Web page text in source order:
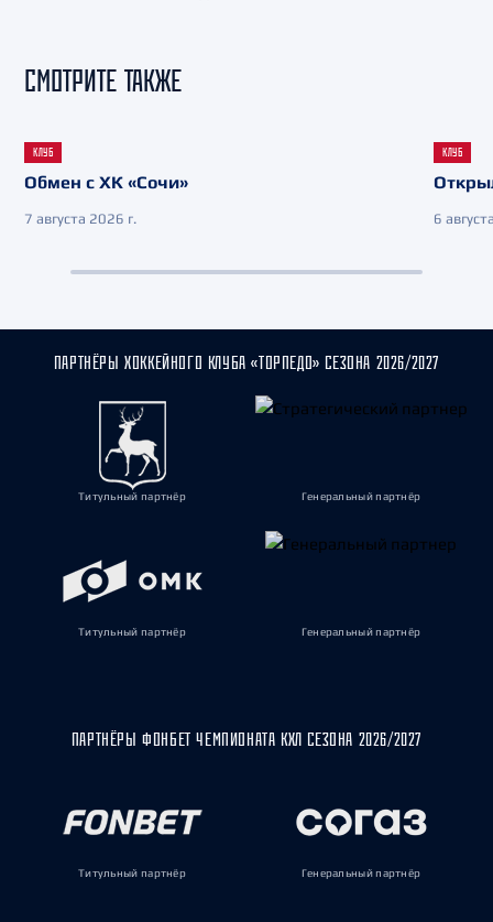
СМОТРИТЕ ТАКЖЕ
КЛУБ
Обмен с ХК «Сочи»
7 августа 2026 г.
КЛУБ
6
ПАРТНЁРЫ ХОККЕЙНОГО КЛУБА «ТОРПЕДО» СЕЗОНА 2026/2027
Титульный партнёр Генеральный партнёр
Титульный партнёр Генеральный партнёр
ПАРТНЁРЫ ФОНБЕТ ЧЕМПИОНАТА КХЛ СЕЗОНА 2026/2027
Титульный партнёр Генеральный партнёр